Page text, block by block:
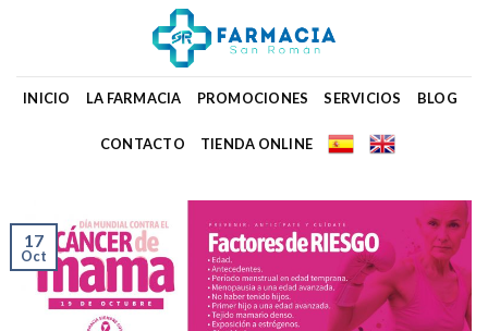
INICIO LA FARMACIA PROMOCIONES SERVICIOS BLOG
CONTACTO TIENDA ONLINE
17
Oct